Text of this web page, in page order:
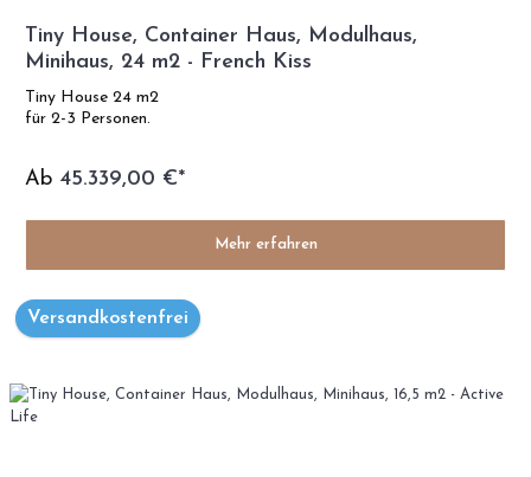
Tiny House, Container Haus, Modulhaus,
Minihaus, 24 m2 - French Kiss
Tiny House 24 m2
für 2-3 Personen.
Ab 45.339,00 €*
Mehr erfahren
Versandkostenfrei